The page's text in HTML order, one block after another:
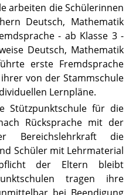
arbeiten die Schülerinnen
Deutsch, Mathematik
- ab Klasse 3 -
Deutsch, Mathematik
erste Fremdsprache
von der Stammschule
Lernpläne.
Stützpunktschule für die
Rücksprache mit der
Bereichslehrkraft die
Schüler mit Lehrmaterial
der Eltern bleibt
tragen ihre